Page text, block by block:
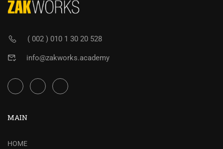
( 002 ) 010 1 30 20 528
info@zakworks.academy
MAIN
HOME